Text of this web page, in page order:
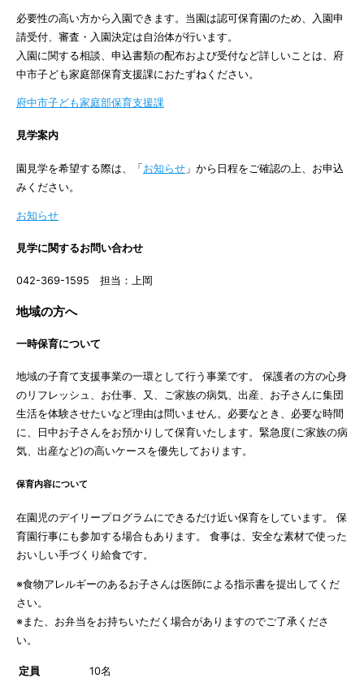
必要性の高い方から入園できます。当園は認可保育園のため、入園申
請受付、審査・入園決定は自治体が行います。
入園に関する相談、申込書類の配布および受付など詳しいことは、府
中市子ども家庭部保育支援課におたずねください。
府中市子ども家庭部保育支援課
見学案内
園見学を希望する際は、「お知らせ 」から日程をご確認の上、お申込
みください。
お知らせ
見学に関するお問い合わせ
042-369-1595 担当：上岡
地域の方へ
一時保育について
地域の子育て支援事業の一環として行う事業です。 保護者の方の心身
のリフレッシュ、お仕事、又、ご家族の病気、出産、お子さんに集団
生活を体験させたいなど理由は問いません。必要なとき、必要な時間
に、日中お子さんをお預かりして保育いたします。緊急度(ご家族の病
気、出産など)の高いケースを優先しております。
保育内容について
在園児のデイリープログラムにできるだけ近い保育をしています。 保
育園行事にも参加する場合もあります。 食事は、安全な素材で使った
おいしい手づくり給食です。
※食物アレルギーのあるお子さんは医師による指示書を提出してくだ
さい。
※また、お弁当をお持ちいただく場合がありますのでご了承くださ
い。
定員
10名